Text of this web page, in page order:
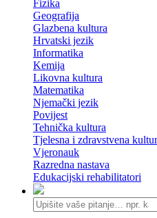
Fizika
Geografija
Glazbena kultura
Hrvatski jezik
Informatika
Kemija
Likovna kultura
Matematika
Njemački jezik
Povijest
Tehnička kultura
Tjelesna i zdravstvena
Vjeronauk
Razredna nastava
Edukacijski rehabilitatori